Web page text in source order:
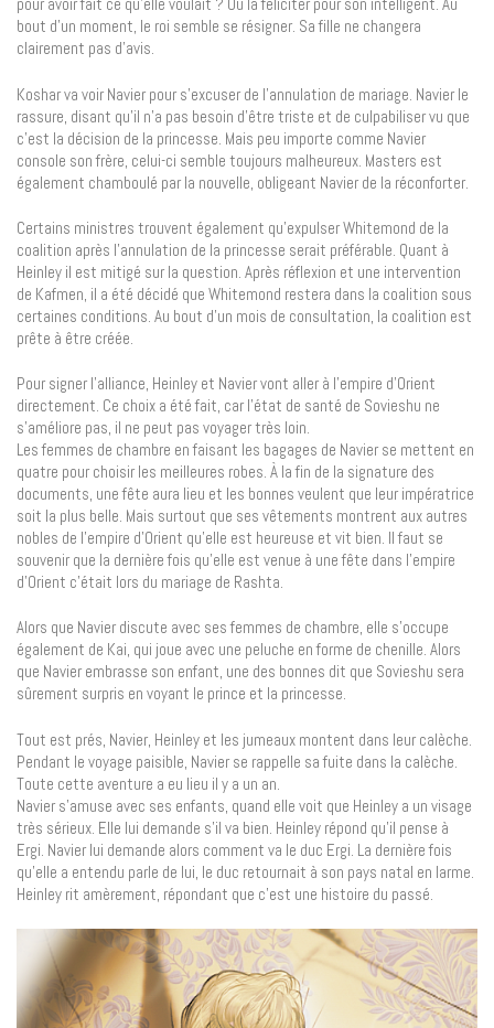
pour avoir fait ce qu’elle voulait ? Ou la féliciter pour son intelligent. Au
bout d’un moment, le roi semble se résigner. Sa fille ne changera
clairement pas d’avis.
Koshar va voir Navier pour s’excuser de l’annulation de mariage. Navier le
rassure, disant qu’il n’a pas besoin d’être triste et de culpabiliser vu que
c’est la décision de la princesse. Mais peu importe comme Navier
console son frère, celui-ci semble toujours malheureux. Masters est
également chamboulé par la nouvelle, obligeant Navier de la réconforter.
Certains ministres trouvent également qu’expulser Whitemond de la
coalition après l’annulation de la princesse serait préférable. Quant à
Heinley il est mitigé sur la question. Après réflexion et une intervention
de Kafmen, il a été décidé que Whitemond restera dans la coalition sous
certaines conditions. Au bout d’un mois de consultation, la coalition est
prête à être créée.
Pour signer l’alliance, Heinley et Navier vont aller à l’empire d’Orient
directement. Ce choix a été fait, car l’état de santé de Sovieshu ne
s’améliore pas, il ne peut pas voyager très loin.
Les femmes de chambre en faisant les bagages de Navier se mettent en
quatre pour choisir les meilleures robes. À la fin de la signature des
documents, une fête aura lieu et les bonnes veulent que leur impératrice
soit la plus belle. Mais surtout que ses vêtements montrent aux autres
nobles de l’empire d’Orient qu’elle est heureuse et vit bien. Il faut se
souvenir que la dernière fois qu’elle est venue à une fête dans l’empire
d’Orient c’était lors du mariage de Rashta.
Alors que Navier discute avec ses femmes de chambre, elle s’occupe
également de Kai, qui joue avec une peluche en forme de chenille. Alors
que Navier embrasse son enfant, une des bonnes dit que Sovieshu sera
sûrement surpris en voyant le prince et la princesse.
Tout est prés, Navier, Heinley et les jumeaux montent dans leur calèche.
Pendant le voyage paisible, Navier se rappelle sa fuite dans la calèche.
Toute cette aventure a eu lieu il y a un an.
Navier s’amuse avec ses enfants, quand elle voit que Heinley a un visage
très sérieux. Elle lui demande s’il va bien. Heinley répond qu’il pense à
Ergi. Navier lui demande alors comment va le duc Ergi. La dernière fois
qu’elle a entendu parle de lui, le duc retournait à son pays natal en larme.
Heinley rit amèrement, répondant que c’est une histoire du passé.